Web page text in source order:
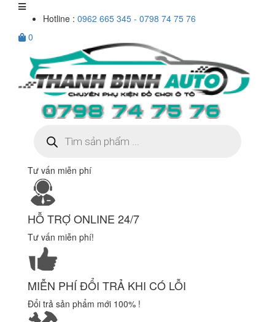
Hotline : 0962 665 345 - 0798 74 75 76
0
kiếm
sản
Tư vấn miễn phí
HỖ TRỢ ONLINE 24/7
Tư vấn miễn phí!
MIỄN PHÍ ĐỔI TRẢ KHI CÓ LỖI
Đổi trả sản phẩm mới 100% !